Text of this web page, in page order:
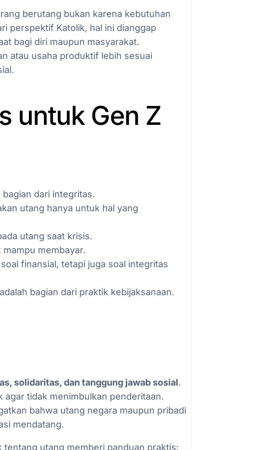
berutang bukan karena kebutuhan
perspektif Katolik, hal ini dianggap
bagi diri maupun masyarakat.
atau usaha produktif lebih sesuai
untuk Gen Z
dari integritas.
utang hanya untuk hal yang
utang saat krisis.
membayar.
finansial, tetapi juga soal integritas
bagian dari praktik kebijaksanaan.
solidaritas, dan tanggung jawab sosial.
agar tidak menimbulkan penderitaan.
bahwa utang negara maupun pribadi
mendatang.
tentang utang memberi panduan praktis: